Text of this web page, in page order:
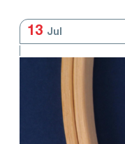
13 Jul